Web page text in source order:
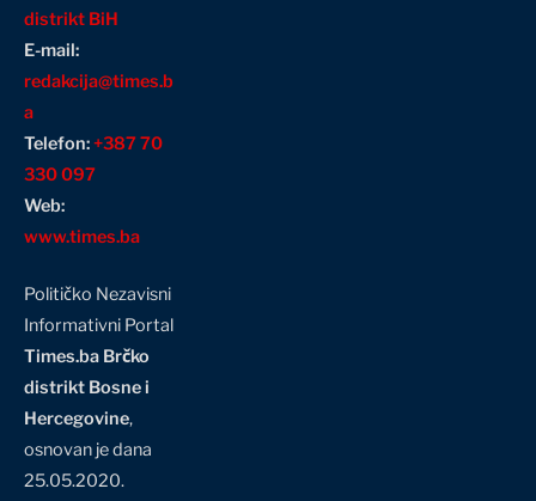
distrikt BiH
E-mail:
redakcija@times.b
a
Telefon:+387 70
330 097
Web:
www.times.ba
Političko Nezavisni
Informativni Portal
Times.ba Brčko
distrikt Bosne i
Hercegovine,
osnovan je dana
25.05.2020.